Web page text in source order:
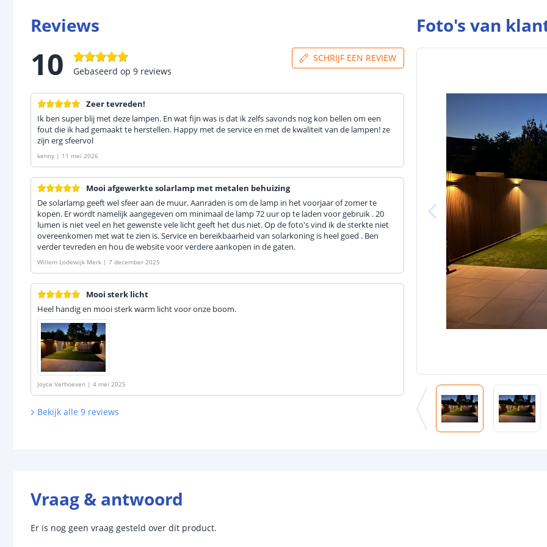
Reviews
10 Gebaseerd op 9 reviews
SCHRIJF EEN REVIEW
Zeer tevreden!
Ik ben super blij met deze lampen. En wat fijn was is dat ik zelfs savonds nog kon bellen om een
fout die ik had gemaakt te herstellen. Happy met de service en met de kwaliteit van de lampen! ze
zijn erg sfeervol
kenny | 11 mei 2026
Mooi afgewerkte solarlamp met metalen behuizing
De solarlamp geeft wel sfeer aan de muur. Aanraden is om de lamp in het voorjaar of zomer te
kopen. Er wordt namelijk aangegeven om minimaal de lamp 72 uur op te laden voor gebruik . 20
lumen is niet veel en het gewenste vele licht geeft het dus niet. Op de foto's vind ik de sterkte niet
overeenkomen met wat te zien is. Service en bereikbaarheid van solarkoning is heel goed . Ben
verder tevreden en hou de website voor verdere aankopen in de gaten.
Willem Lodewijk Merk | 7 december 2025
Mooi sterk licht
Heel handig en mooi sterk warm licht voor onze boom.
Joyce Verhoeven | 4 mei 2025
Bekijk alle 9 reviews
Foto's van
Vraag & antwoord
Er is nog geen vraag gesteld over dit product.